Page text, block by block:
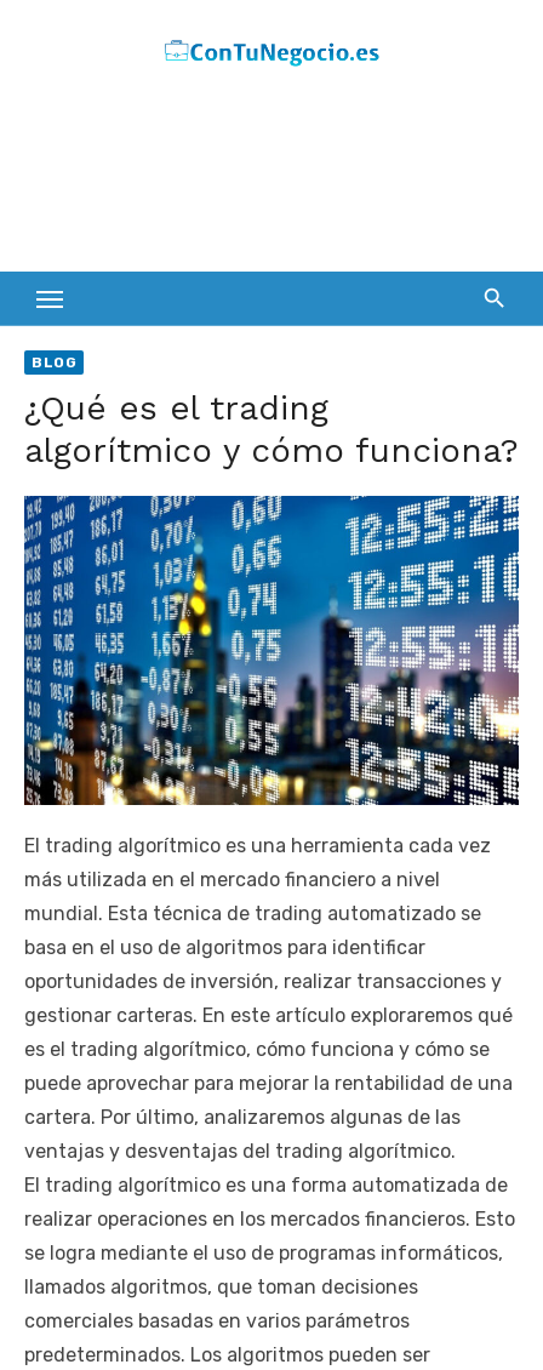
BLOG
¿Qué es el trading
algorítmico y cómo funciona?
El trading algorítmico es una herramienta cada vez
más utilizada en el mercado financiero a nivel
mundial. Esta técnica de trading automatizado se
basa en el uso de algoritmos para identificar
oportunidades de inversión, realizar transacciones y
gestionar carteras. En este artículo exploraremos qué
es el trading algorítmico, cómo funciona y cómo se
puede aprovechar para mejorar la rentabilidad de una
cartera. Por último, analizaremos algunas de las
ventajas y desventajas del trading algorítmico.
El trading algorítmico es una forma automatizada de
realizar operaciones en los mercados financieros. Esto
se logra mediante el uso de programas informáticos,
llamados algoritmos, que toman decisiones
comerciales basadas en varios parámetros
predeterminados. Los algoritmos pueden ser